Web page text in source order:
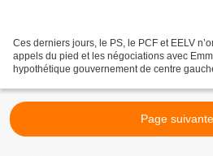
Ces derniers jours, le PS, le PCF et EELV
appels du pied et les négociations avec
hypothétique gouvernement de centre
Page